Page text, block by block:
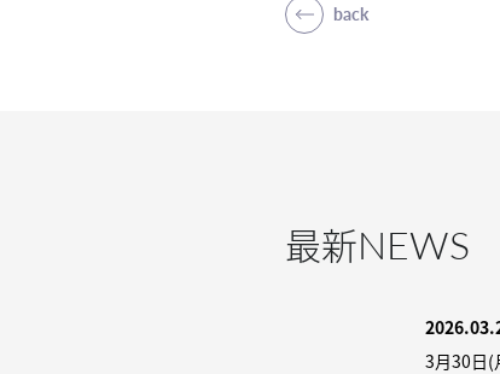
back
最新NEWS
3月30日(